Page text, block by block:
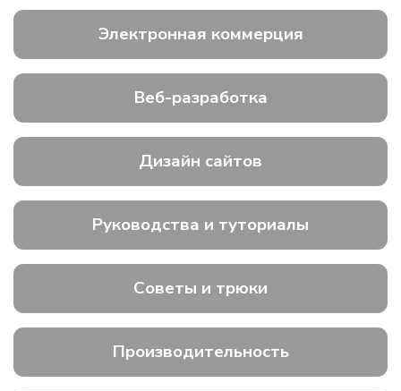
Электронная коммерция
Веб-разработка
Дизайн сайтов
Руководства и туториалы
Советы и трюки
Производительность